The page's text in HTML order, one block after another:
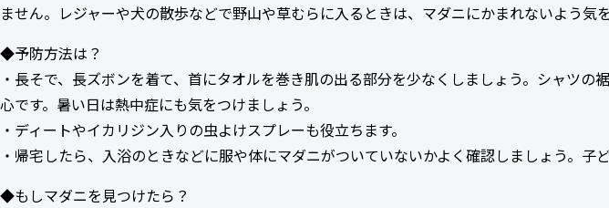
ません。レジャーや犬の散歩などで野山や草むらに入るときは、マダニにかまれないよう気
◆予防方法は？
・長そで、長ズボンを着て、首にタオルを巻き肌の出る部分を少なくしましょう。シャツ
心です。暑い日は熱中症にも気をつけましょう。
・ディートやイカリジン入りの虫よけスプレーも役立ちます。
・帰宅したら、入浴のときなどに服や体にマダニがついていないかよく確認しましょう。子
◆もしマダニを見つけたら？